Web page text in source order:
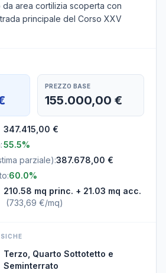
da area cortilizia scoperta con
principale del Corso XXV
PREZZO BASE
155.000,00 €
347.415,00 €
:55.5%
parziale):387.678,00 €
:60.0%
210.58 mq princ. + 21.03 mq acc.
(733,69 €/mq)
Terzo, Quarto Sottotetto e
Seminterrato